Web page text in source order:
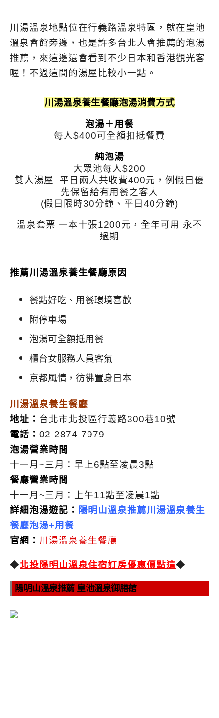
川湯溫泉地點位在行義路溫泉特區，就在皇池
溫泉會館旁邊，也是許多台北人會推薦的泡湯
推薦，來這邊還會看到不少日本和香港觀光客
喔！不過這間的湯屋比較小一點。
川湯溫泉養生餐廳泡湯消費方式
泡湯＋用餐
每人$400可全額扣抵餐費
純泡湯
大眾池每人$200
雙人湯屋 平日兩人共收費400元，例假日優
先保留給有用餐之客人
(假日限時30分鐘、平日40分鐘)
溫泉套票 一本十張1200元，全年可用 永不
過期
推薦川湯溫泉養生餐廳原因
餐點好吃、用餐環境喜歡
附停車場
泡湯可全額抵用餐
櫃台女服務人員客氣
京都風情，彷彿置身日本
川湯溫泉養生餐廳
地址： 台北市北投區行義路300巷10號
電話： 02-2874-7979
泡湯營業時間
十一月~三月：早上6點至凌晨3點
餐廳營業時間
十一月~三月：上午11點至凌晨1點
詳細泡湯遊記： 陽明山溫泉推薦川湯溫泉養生
餐廳泡湯+用餐
官網： 川湯溫泉養生餐廳
◆北投陽明山溫泉住宿訂房優惠價點這◆
陽明山溫泉推薦 皇池溫泉御膳館